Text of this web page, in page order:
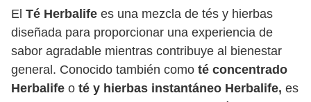
El Té Herbalife es una mezcla de tés y hierbas
diseñada para proporcionar una experiencia de
sabor agradable mientras contribuye al bienestar
general. Conocido también como té concentrado
Herbalife o té y hierbas instantáneo Herbalife, es